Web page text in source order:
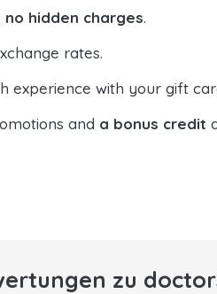
no hidden charges.
rates.
experience with your gift
and a bonus credit
zu